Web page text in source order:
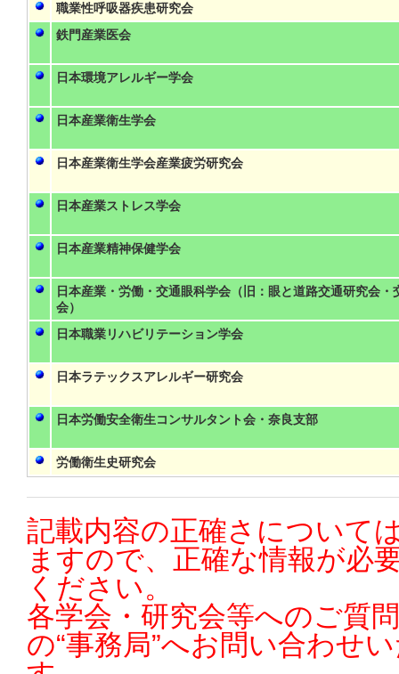
職業性呼吸器疾患研究会
鉄門産業医会
日本環境アレルギー学会
日本産業衛生学会
日本産業衛生学会産業疲労研究会
日本産業ストレス学会
日本産業精神保健学会
日本産業・労働・交通眼科学会（旧：眼と道路交通研究会・
会）
日本職業リハビリテーション学会
日本ラテックスアレルギー研究会
日本労働安全衛生コンサルタント会・奈良支部
労働衛生史研究会
記載内容の正確さについて
ますので、正確な情報が必
ください。
各学会・研究会等へのご質
の“事務局”へお問い合わせ